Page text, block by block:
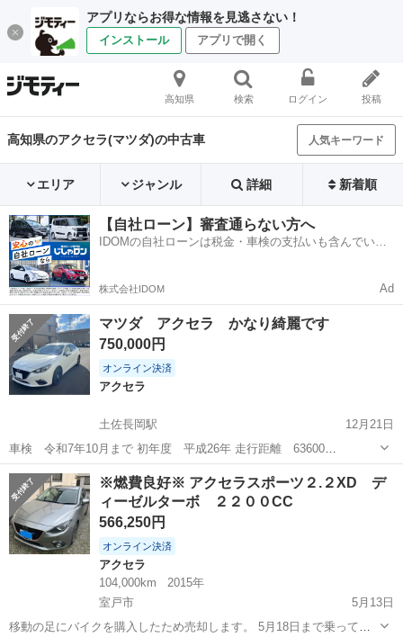
アプリならお得な情報を見逃さない！
インストール アプリで開く
高知県 検索 ログイン 投稿
高知県のアクセラ(マツダ)の中古車 人気キーワード
エリア ジャンル 詳細 新着順
【自社ローン】審査通らない方へ
IDOMの自社ローンは税金・車検の支払いも含んでいる
株式会社IDOM Ad
マツダ アクセラ かなり綺麗です
750,000円
オンライン決済
アクセラ
土佐長岡駅
12月21日
車検 令和7年10月まで 初年度 平成26年 走行距離 63600
https://www.carsensor.net/usedcar/detail/AU6106755974/index.html?
STID=SMPH000...
高知 南国市 土佐長岡駅 アクセラ 走行距離
※燃費良好※ アクセラスポーツ２.２XD デ
ィーゼルターボ ２２００CC
566,250円
オンライン決済
アクセラ
104,000km
2015年
室戸市
5月13日
移動の足にバイクを購入したため売却します。 5月18日まで乗ってい